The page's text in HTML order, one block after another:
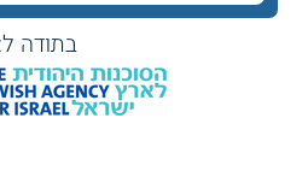
כמו כן, באפשרות הסטודנטים לשלב
לתעודת הוראה, ניתן לבחור בין
בתודה ל: